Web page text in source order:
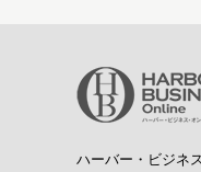
ハーバー・ビジネ